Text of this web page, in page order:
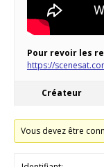
Pour revoir les
https://
Créateur
Vous devez être